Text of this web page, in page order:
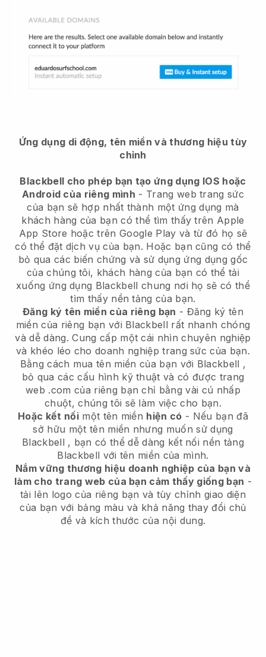
Ứng dụng di động, tên miền và thương hiệu tùy
chỉnh
Blackbell cho phép bạn tạo ứng dụng IOS hoặc
Android của riêng mình - Trang web trang sức
của bạn sẽ hợp nhất thành một ứng dụng mà
khách hàng của bạn có thể tìm thấy trên Apple
App Store hoặc trên Google Play và từ đó họ sẽ
có thể đặt dịch vụ của bạn. Hoặc bạn cũng có thể
bỏ qua các biến chứng và sử dụng ứng dụng gốc
của chúng tôi, khách hàng của bạn có thể tải
xuống ứng dụng Blackbell chung nơi họ sẽ có thể
tìm thấy nền tảng của bạn.
Đăng ký tên miền của riêng bạn - Đăng ký tên
miền của riêng bạn với Blackbell rất nhanh chóng
và dễ dàng.Cung cấp một cái nhìn chuyên nghiệp
và khéo léo cho doanh nghiệp trang sức của bạn.
Bằng cách mua tên miền của bạn với Blackbell ,
bỏ qua các cấu hình kỹ thuật và có được trang
web .com của riêng bạn chỉ bằng vài cú nhấp
chuột, chúng tôi sẽ làm việc cho bạn.
Hoặc kết nốimột tên miền hiện có - Nếu bạn đã
sở hữu một tên miền nhưng muốn sử dụng
Blackbell , bạn có thể dễ dàng kết nối nền tảng
Blackbell với tên miền của mình.
Nắm vững thương hiệu doanh nghiệp của bạn và
làm cho trang web của bạn cảm thấy giống bạn -
tải lên logo của riêng bạn và tùy chỉnh giao diện
của bạn với bảng màu và khả năng thay đổi chủ
đề và kích thước của nội dung.